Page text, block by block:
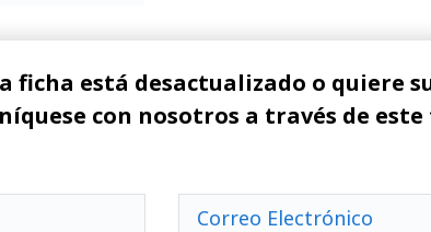
ficha está desactualizado o quiere
con nosotros a través de